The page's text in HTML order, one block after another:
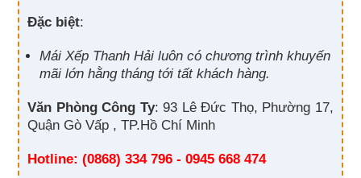
Đặc biệt:
Mái Xếp Thanh Hải luôn có chương trình khuyến
mãi lớn hằng tháng tới tất khách hàng.
Văn Phòng Công Ty: 93 Lê Đức Thọ, Phường 17,
Quận Gò Vấp , TP.Hồ Chí Minh
Hotline: (0868) 334 796 - 0945 668 474